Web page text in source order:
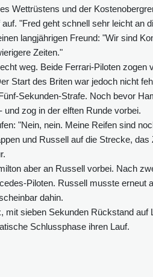
Wettrüstens und der
"Fred geht schnell sehr leicht an
langjährigen Freund: "Wir sind
Zeiten."
weg. Beide Ferrari-Piloten zogen
Start des Briten war jedoch nicht
Sekunden-Strafe. Noch bevor
zog in der elften Runde vorbei.
"Nein, nein. Meine Reifen sind
und Russell auf die Strecke, das
aber an Russell vorbei. Nach
Piloten. Russell musste erneut
dahin.
mit sieben Sekunden Rückstand auf
Schlussphase ihren Lauf.